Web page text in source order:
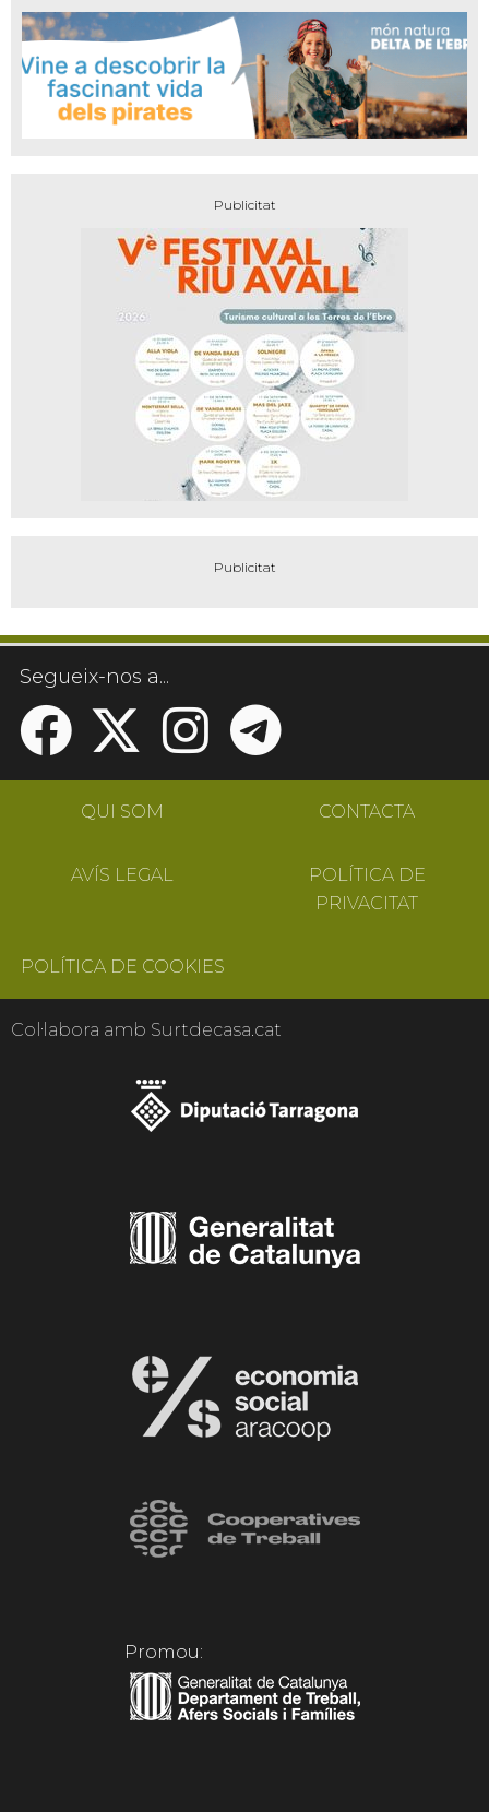
Segueix-nos a...
QUI SOM CONTACTA
AVÍS LEGAL
POLÍTICA DE
PRIVACITAT
POLÍTICA DE COOKIES
Col·labora amb Surtdecasa.cat
Promou: